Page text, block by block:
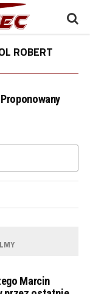
ROBERT
Marcin